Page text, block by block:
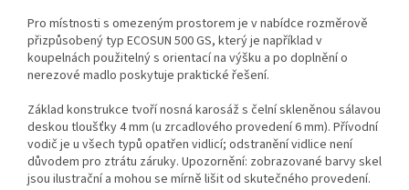
Pro místnosti s omezeným prostorem je v nabídce rozměrově
přizpůsobený typ ECOSUN 500 GS, který je například v
koupelnách použitelný s orientací na výšku a po doplnění o
nerezové madlo poskytuje praktické řešení.
Základ konstrukce tvoří nosná karosáž s čelní skleněnou sálavou
deskou tloušťky 4 mm (u zrcadlového provedení 6 mm). Přívodní
vodič je u všech typů opatřen vidlicí; odstranění vidlice není
důvodem pro ztrátu záruky. Upozornění: zobrazované barvy skel
jsou ilustrační a mohou se mírně lišit od skutečného provedení.